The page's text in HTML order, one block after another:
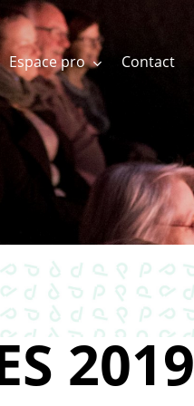
Espace pro Contact
2019